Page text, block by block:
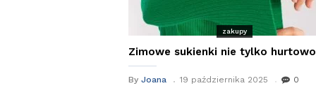
zakupy
Zimowe sukienki nie tylko hurtowo
By Joana 19 października 2025 0